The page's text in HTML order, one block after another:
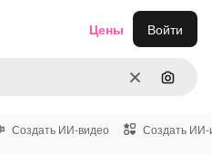
ОчиститьПоиск
Цены Войти
Создать ИИ-видео Создать ИИ-